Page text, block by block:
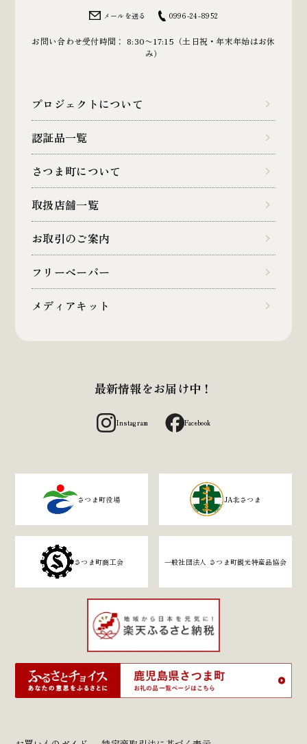
メールを送る 0996-24-8952
お問い合わせ受付時間： 8:30〜17:15（土日祝・年末年始はお休
み）
プロジェクトについて
認証品一覧
さつま町について
取扱店舗一覧
お取引のご案内
フリーペーパー
メディアキット
最新情報をお届け中！
Instagram Facebook
さつま町役場 JA北さつま
さつま町商工会 一般社団法人 さつま町観光特産品協会